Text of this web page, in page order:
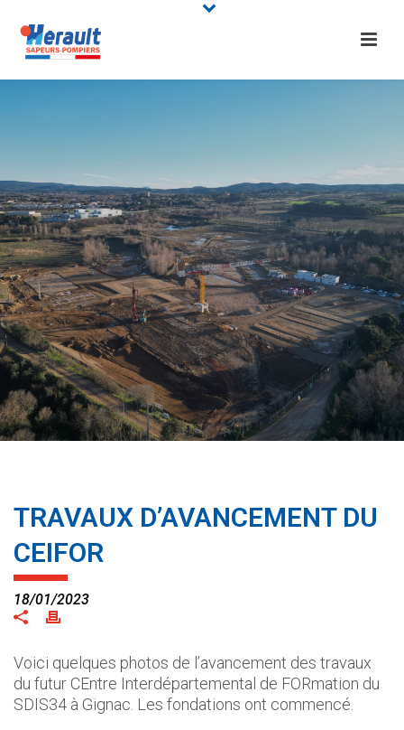
TRAVAUX D’AVANCEMENT DU
CEIFOR
18/01/2023
Voici quelques photos de l’avancement des travaux
du futur CEntre Interdépartemental de FORmation du
SDIS34 à Gignac. Les fondations ont commencé.